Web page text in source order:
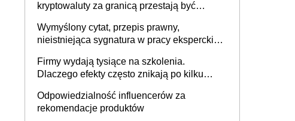
kryptowaluty za granicą przestają być
Wymyślony cytat, przepis prawny,
nieistniejąca sygnatura w pracy eksperckiej -
firmie
Firmy wydają tysiące na szkolenia.
Dlaczego efekty często znikają po kilku
Odpowiedzialność influencerów za
rekomendacje produktów